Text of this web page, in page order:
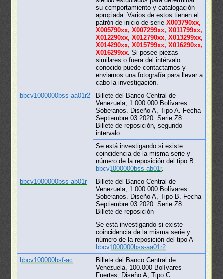
su comportamiento y catalogación
apropiada. Varios de estos tienen el
patrón de inicio de serieX003790xx,
X005790xx, X007299xx, X011799xx,
X012290xx, X012790xx, X013299xx,
X014290xx, X015799xx, X016290xx,
X016299xx. Si posee piezas
similares o fuera del intérvalo
conocido puede contactarnos y
enviarnos una fotografía para llevar a
cabo la investigación.
bbcv1000000bss-aa01r2
Billete del Banco Central de
Venezuela, 1.000.000 Bolívares
Soberanos. Diseño A, Tipo A. Fecha
Septiembre 03 2020. Serie Z8.
Billete de reposición, segundo
intervalo
Se está investigando si existe
coincidencia de la misma serie y
número de la reposición del tipo B
bbcv1000000bss-ab01r.
bbcv1000000bss-ab01r
Billete del Banco Central de
Venezuela, 1.000.000 Bolívares
Soberanos. Diseño A, Tipo B. Fecha
Septiembre 03 2020. Serie Z8.
Billete de reposición
Se está investigando si existe
coincidencia de la misma serie y
número de la reposición del tipo A
bbcv1000000bss-aa01r2.
bbcv100000bsf-ac
Billete del Banco Central de
Venezuela, 100.000 Bolívares
Fuertes. Diseño A, Tipo C